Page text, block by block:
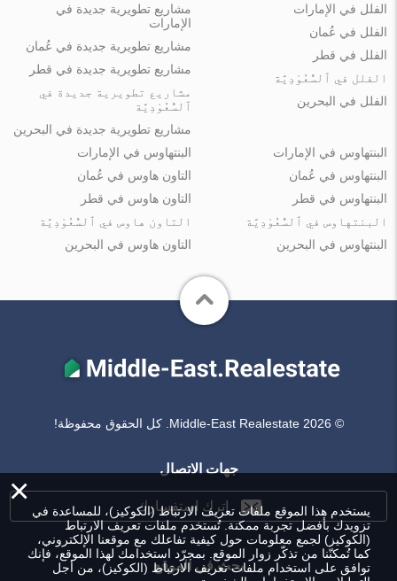
الفلل في الإمارات
الفلل في عُمان
الفلل في قطر
الفلل في ٱلسُّعُوْدِيَّة
الفلل في البحرين
مشاريع تطويرية جديدة في
الإمارات
مشاريع تطويرية جديدة في عُمان
مشاريع تطويرية جديدة في قطر
مشاريع تطويرية جديدة في
ٱلسُّعُوْدِيَّة
مشاريع تطويرية جديدة في البحرين
البنتهاوس في الإمارات
البنتهاوس في عُمان
البنتهاوس في قطر
البنتهاوس في ٱلسُّعُوْدِيَّة
البنتهاوس في البحرين
البنتهاوس في الإمارات
التاون هاوس في عُمان
التاون هاوس في قطر
التاون هاوس في ٱلسُّعُوْدِيَّة
التاون هاوس في البحرين
© Middle-East Realestate 2026. كل الحقوق محفوظة!
جهات الاتصال
اترك استفسارك
بحث في الموقع
×
يستخدم هذا الموقع ملفات تعريف الارتباط (الكوكيز)، للمساعدة في
تزويدك بأفضل تجربة ممكنة. تُستخدم ملفات تعريف الارتباط
(الكوكيز) لجمع معلومات حول كيفية تفاعلك مع موقعنا الإلكتروني،
كما تُمكنّنا من تذكّر زوار الموقع. بمجرّد استخدامك لهذا الموقع، فإنك
توافق على استخدام ملفات تعريف الارتباط (الكوكيز)، من أجل